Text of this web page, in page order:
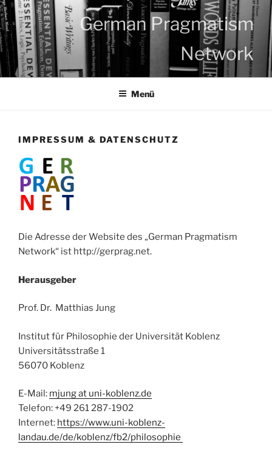
Zum
Inhalt
springen
German Pragmatism
Network
Menü
IMPRESSUM & DATENSCHUTZ
Die Adresse der Website des „German Pragmatism
Network“ ist http://gerprag.net.
Herausgeber
Prof. Dr. Matthias Jung
Institut für Philosophie der Universität Koblenz
Universitätsstraße 1
56070 Koblenz
E-Mail: mjung at uni-koblenz.de
Telefon: +49 261 287-1902
Internet: https://www.uni-koblenz-
landau.de/de/koblenz/fb2/philosophie